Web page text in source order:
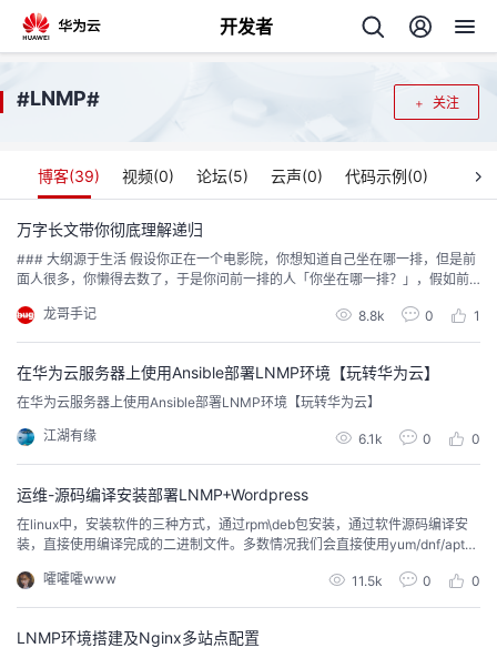
开发者
回
个
人
主
页
我
的
开
发
者
我
的
我
关注
#LNMP#
博客(39) 视频(0) 论坛(5) 云声(0) 代码示例(0)
万字长文带你彻底理解递归
​​### 大纲源于生活 假设你正在一个电影院，你想知道自己坐在哪一排，但是前
面人很多，你懒得去数了，于是你问前一排的人「你坐在哪一排？」，假如前
不料狗蛋比你还要懒，他也不想数，于是他也问前面的铁柱坐哪一排？ 这样狗
蛋用和你一样的步骤知道了自己所在的排数。然后铁柱也跟着学呀，直到他们
龙哥手记 8.8k 0 1
在华为云服务器上使用Ansible部署LNMP环境【玩转华为云】
在华为云服务器上使用Ansible部署LNMP环境【玩转华为云】
江湖有缘 6.1k 0 0
运维-源码编译安装部署LNMP+Wordpress
在linux中，安装软件的三种方式，通过rpm\deb包安装，通过软件源码编译安
装，直接使用编译完成的二进制文件。多数情况我们会直接使用yum/dnf/apt直
没有提供适用arm的源文件，或是内网隔离的部署环境，无法获取在线的软件
源，此时我们就需要用源码编译去部署软件服务。LNMP是最简单的网站业务
嚯嚯嚯www 11.5k 0 0
LNMP环境搭建及Nginx多站点配置